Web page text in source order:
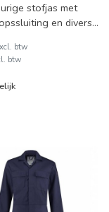
stofjas met
en diverse
en ver
btw
btw